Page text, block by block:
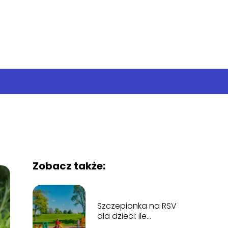
Zobacz także:
Szczepionka na RSV
dla dzieci: ile